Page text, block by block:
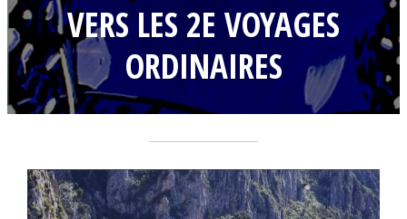
VERS LES 2E VOYAGES
ORDINAIRES
3
m
r
a